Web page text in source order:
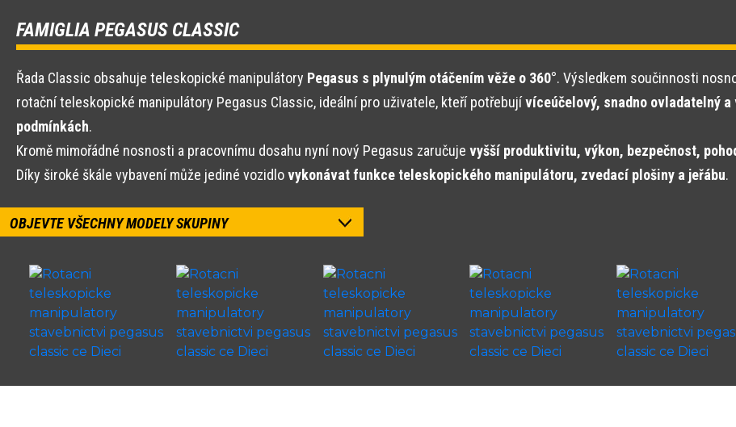
FAMIGLIA PEGASUS CLASSIC
Řada Classic obsahuje teleskopické manipulátory Pegasus s plynulým otáčením věže o 360°. Výsledkem součinnosti
rotační teleskopické manipulátory Pegasus Classic, ideální pro uživatele, kteří potřebujívíceúčelový, snadno ovladatelný
podmínkách.
Kromě mimořádné nosnosti a pracovnímu dosahu nyní nový Pegasus zaručuje vyšší produktivitu, výkon, bezpečnost,
Díky široké škále vybavení může jediné vozidlovykonávat funkce teleskopického manipulátoru, zvedací plošiny a jeřábu.
OBJEVTE VŠECHNY MODELY SKUPINY